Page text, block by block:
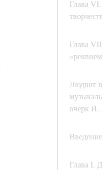
Глава
Глава
Людвиг
очерк И.
Введение
Глава I.